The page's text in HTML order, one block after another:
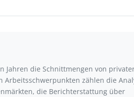
Jahren die Schnittmengen von
zählen die
die Berichterstattung über